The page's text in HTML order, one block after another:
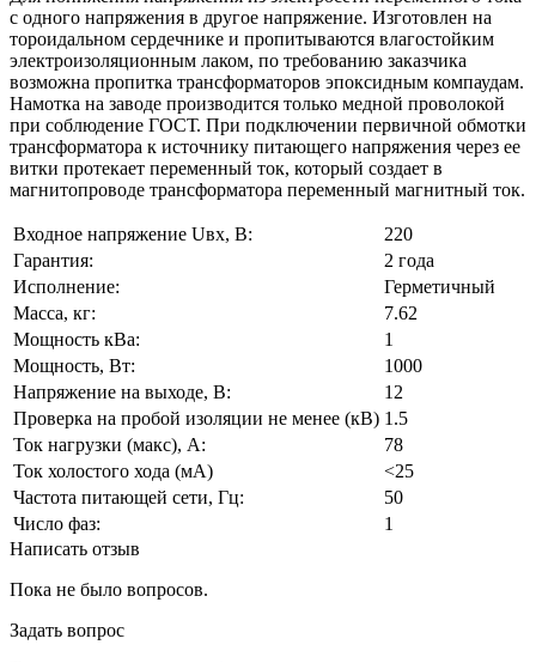
с одного напряжения в другое напряжение. Изготовлен на
тороидальном сердечнике и пропитываются влагостойким
электроизоляционным лаком, по требованию заказчика
возможна пропитка трансформаторов эпоксидным компаудам.
Намотка на заводе производится только медной проволокой
при соблюдение ГОСТ. При подключении первичной обмотки
трансформатора к источнику питающего напряжения через ее
витки протекает переменный ток, который создает в
магнитопроводе трансформатора переменный магнитный ток.
Входное напряжение Uвх, В:
220
Гарантия:
2 года
Исполнение:
Герметичный
Масса, кг:
7.62
Мощность кВа:
1
Мощность, Вт:
1000
Напряжение на выходе, В:
12
Проверка на пробой изоляции не менее (кВ) 1.5
Ток нагрузки (макс), А:
78
Ток холостого хода (мА)
<25
Частота питающей сети, Гц:
50
Число фаз:
1
Написать отзыв
Пока не было вопросов.
Задать вопрос